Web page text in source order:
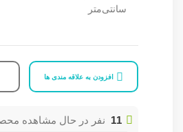
سانتی‌متر
افزودن به علاقه مندی ها
11 نفر در حال مشاهده